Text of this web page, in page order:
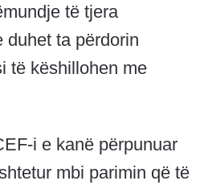
të tjera
duhet ta përdorin
të këshillohen me
i e kanë përpunuar
mbi parimin që të